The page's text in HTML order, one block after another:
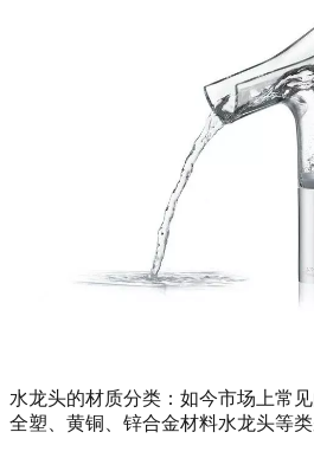
水龙头的材质分类：如今市场上常
全塑、黄铜、锌合金材料水龙头等类